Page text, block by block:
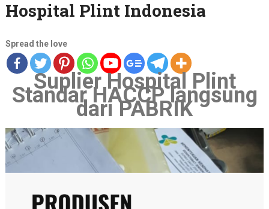
Hospital Plint Indonesia
Spread the love
Suplier Hospital Plint
Standar HACCP langsung
dari PABRIK